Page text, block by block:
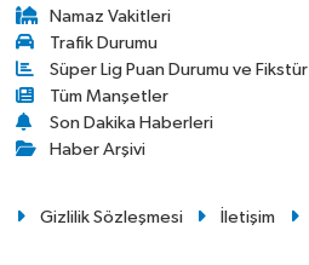
Namaz Vakitleri
Trafik Durumu
Süper Lig Puan Durumu ve Fikstür
Tüm Manşetler
Son Dakika Haberleri
Haber Arşivi
Gizlilik Sözleşmesi İletişim